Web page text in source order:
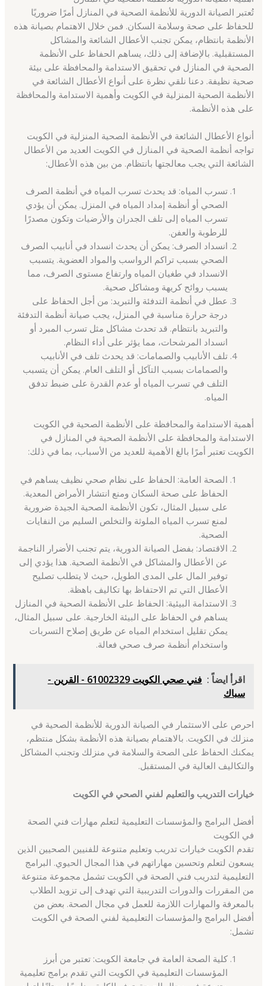
تُعتبر الصيانة الدورية للأنظمة الصحية في المنازل أمرًا ضروريًا
للحفاظ على صحة وسلامة السكان. فمن خلال الاهتمام بصيانة هذه
الأنظمة بانتظام، يمكن تجنب الأعطال الشائعة والمشاكل
المستقبلية. بالإضافة إلى ذلك، يساهم الحفاظ على الأنظمة
الصحية في المنازل في تحقيق الاستدامة والمحافظة على بيئة
صحية نظيفة. دعنا نلقي نظرة على أنواع الأعطال الشائعة في
الأنظمة الصحية المنزلية في الكويت وأهمية الاستدامة والمحافظة
على هذه الأنظمة.
أنواع الأعطال الشائعة في الأنظمة الصحية المنزلية في الكويت
تواجه أنظمة الصحية في المنازل في الكويت العديد من الأعطال
الشائعة التي يجب معالجتها بانتظام. من بين هذه الأعطال:
تسرب المياه: قد يحدث تسرب المياه في أنظمة الصرف
الصحي أو أنظمة إمداد المياه في المنزل. يمكن أن يؤدي
تسرب المياه إلى تلف الجدران والأرضيات وتكون مصدرًا
للرطوبة والعفن.
انسداد الصرف: يمكن أن يحدث انسداد في أنابيب الصرف
الصحي بسبب تراكم الرواسب والمواد العضوية. يتسبب
الانسداد في طغيان المياه وارتفاع مستوى الصرف، مما
يسبب روائح كريهة ومشاكل صحية.
عطل في أنظمة التدفئة والتبريد: من أجل الحفاظ على
درجة حرارة مناسبة في المنزل، يجب صيانة أنظمة التدفئة
والتبريد بانتظام. قد تحدث مشاكل مثل تسرب المبرد أو
انسداد المرشحات، مما يؤثر على أداء النظام.
تلف الأنابيب والصمامات: قد يحدث تلف في الأنابيب
والصمامات بسبب التآكل أو التلف العام. يمكن أن يتسبب
التلف في تسرب المياه أو عدم القدرة على ضبط تدفق
المياه.
أهمية الاستدامة والمحافظة على الأنظمة الصحية في الكويت
الاستدامة والمحافظة على الأنظمة الصحية في المنازل في
الكويت تعتبر أمرًا بالغ الأهمية للعديد من الأسباب، بما في ذلك:
الصحة العامة: الحفاظ على نظام صحي نظيف يساهم في
الحفاظ على صحة السكان ومنع انتشار الأمراض المعدية.
على سبيل المثال، تكون الأنظمة الصحية الجيدة ضرورية
لمنع تسرب المياه الملوثة والتخلص السليم من النفايات
الصحية.
الاقتصاد: بفضل الصيانة الدورية، يتم تجنب الأضرار الناجمة
عن الأعطال والمشاكل في الأنظمة الصحية. هذا يؤدي إلى
توفير المال على المدى الطويل، حيث لا يتطلب تصليح
الأعطال التي تم الاحتفاظ بها تكاليف باهظة.
الاستدامة البيئية: الحفاظ على الأنظمة الصحية في المنازل
يساهم في الحفاظ على البيئة الخارجية. على سبيل المثال،
يمكن تقليل استخدام المياه عن طريق إصلاح التسربات
واستخدام أنظمة صرف صحي فعالة.
اقرأ ايضاً :
فني صحي الكويت 61002329 - القرين -
سباك
احرص على الاستثمار في الصيانة الدورية للأنظمة الصحية في
منزلك في الكويت. بالاهتمام بصيانة هذه الأنظمة بشكل منتظم،
يمكنك الحفاظ على الصحة والسلامة في منزلك وتجنب المشاكل
والتكاليف العالية في المستقبل.
خيارات التدريب والتعليم لفني الصحي في الكويت
أفضل البرامج والمؤسسات التعليمية لتعلم مهارات فني الصحة
في الكويت
تقدم الكويت خيارات تدريب وتعليم متنوعة للفنيين الصحيين الذين
يسعون لتعلم وتحسين مهاراتهم في هذا المجال الحيوي. البرامج
التعليمية لتدريب فني الصحة في الكويت تشمل مجموعة متنوعة
من المقررات والدورات التدريبية التي تهدف إلى تزويد الطلاب
بالمعرفة والمهارات اللازمة للعمل في مجال الصحة. بعض من
أفضل البرامج والمؤسسات التعليمية لفني الصحة في الكويت
تشمل:
كلية الصحة العامة في جامعة الكويت: تعتبر من أبرز
المؤسسات التعليمية في الكويت التي تقدم برامج تعليمية